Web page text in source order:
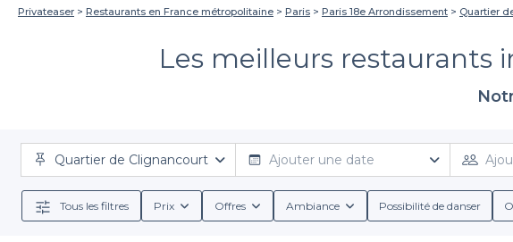
Privateaser Restaurants en France métropolitaine Paris Paris 18e Arrondissement Quartier
Les meilleurs restaurants
Quartier de Clignancourt Ajouter une date
Tous les filtres Prix Offres Ambiance Possibilité de danser